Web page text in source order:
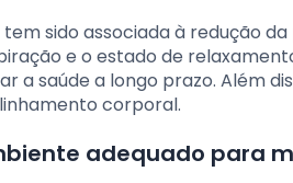
sido associada à redução
e o estado de
a saúde a longo prazo. Além
corporal.
adequado para